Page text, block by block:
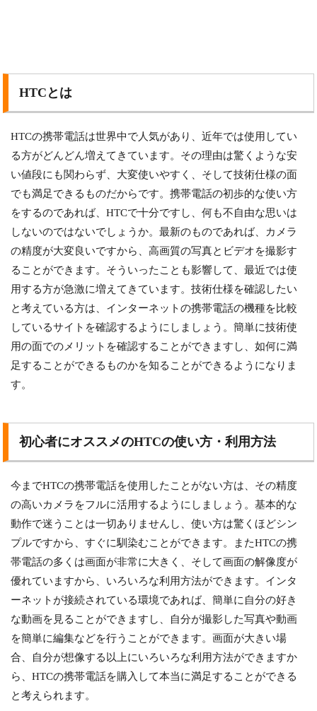
HTCとは
HTCの携帯電話は世界中で人気があり、近年では使用してい
る方がどんどん増えてきています。その理由は驚くような安
い値段にも関わらず、大変使いやすく、そして技術仕様の面
でも満足できるものだからです。携帯電話の初歩的な使い方
をするのであれば、HTCで十分ですし、何も不自由な思いは
しないのではないでしょうか。最新のものであれば、カメラ
の精度が大変良いですから、高画質の写真とビデオを撮影す
ることができます。そういったことも影響して、最近では使
用する方が急激に増えてきています。技術仕様を確認したい
と考えている方は、インターネットの携帯電話の機種を比較
しているサイトを確認するようにしましょう。簡単に技術使
用の面でのメリットを確認することができますし、如何に満
足することができるものかを知ることができるようになりま
す。
初心者にオススメのHTCの使い方・利用方法
今までHTCの携帯電話を使用したことがない方は、その精度
の高いカメラをフルに活用するようにしましょう。基本的な
動作で迷うことは一切ありませんし、使い方は驚くほどシン
プルですから、すぐに馴染むことができます。またHTCの携
帯電話の多くは画面が非常に大きく、そして画面の解像度が
優れていますから、いろいろな利用方法ができます。インタ
ーネットが接続されている環境であれば、簡単に自分の好き
な動画を見ることができますし、自分が撮影した写真や動画
を簡単に編集などを行うことができます。画面が大きい場
合、自分が想像する以上にいろいろな利用方法ができますか
ら、HTCの携帯電話を購入して本当に満足することができる
と考えられます。